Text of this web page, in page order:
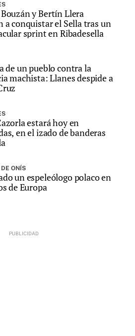
y Bertín Llera
a conquistar el Sella tras un
sprint en Ribadesella
de un pueblo contra la
machista: Llanes despide a
estará hoy en
en el izado de banderas
ONÍS
un espeleólogo polaco en
de Europa